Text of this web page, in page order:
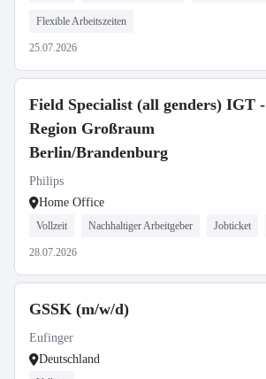
Flexible Arbeitszeiten
25.07.2026
Field Specialist (all genders) IGT -
Region Großraum
Berlin/Brandenburg
Philips
Home Office
Vollzeit Nachhaltiger Arbeitgeber Jobticket
28.07.2026
GSSK (m/w/d)
Eufinger
Deutschland